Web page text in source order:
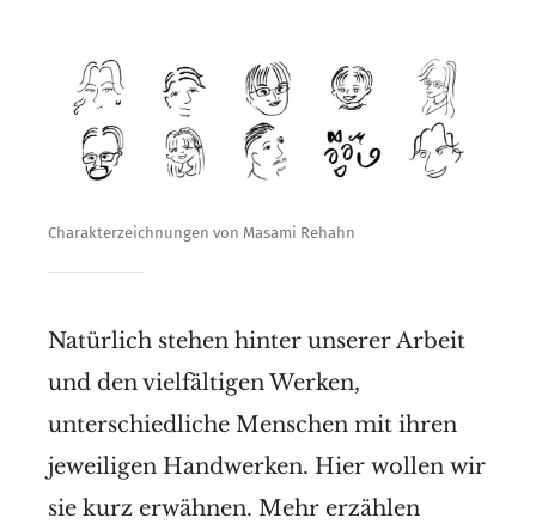
Charakterzeichnungen von Masami Rehahn
Natürlich stehen hinter unserer Arbeit
und den vielfältigen Werken,
unterschiedliche Menschen mit ihren
jeweiligen Handwerken. Hier wollen wir
sie kurz erwähnen. Mehr erzählen